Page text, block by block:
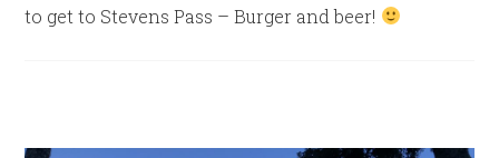
to get to Stevens Pass – Burger and beer!